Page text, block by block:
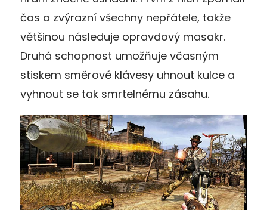
čas a zvýrazní všechny nepřátele, takže
většinou následuje opravdový masakr.
Druhá schopnost umožňuje včasným
stiskem směrové klávesy uhnout kulce a
vyhnout se tak smrtelnému zásahu.